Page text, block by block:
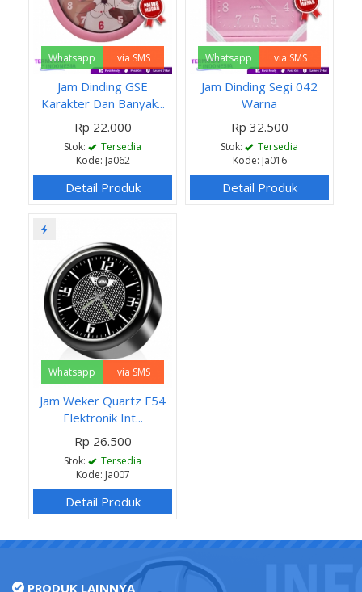
Whatsapp via SMS
Jam Dinding GSE
Karakter Dan Banyak...
Rp 22.000
Stok:
Tersedia
Kode: Ja062
Detail Produk
Whatsapp via SMS
Jam Dinding Segi 042
Warna
Rp 32.500
Stok:
Tersedia
Kode: Ja016
Detail Produk
Whatsapp via SMS
Jam Weker Quartz F54
Elektronik Int...
Rp 26.500
Stok:
Tersedia
Kode: Ja007
Detail Produk
PRODUK LAINNYA